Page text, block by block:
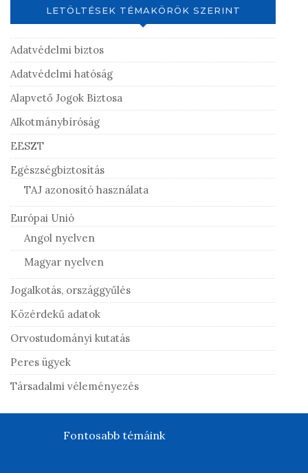
LETÖLTÉSEK TÉMAKÖRÖK SZERINT
Adatvédelmi biztos
Adatvédelmi hatóság
Alapvető Jogok Biztosa
Alkotmánybíróság
EESZT
Egészségbiztosítás
TAJ azonosító használata
Európai Unió
Angol nyelven
Magyar nyelven
Jogalkotás, országgyűlés
Közérdekű adatok
Orvostudományi kutatás
Peres ügyek
Társadalmi véleményezés
Fontosabb témáink